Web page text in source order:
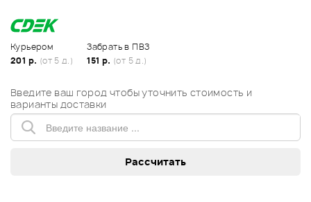
Курьером
201 р. (от 5 д.)
Забрать в ПВЗ
151 р. (от 5 д.)
Введите ваш город чтобы уточнить стоимость и
варианты доставки